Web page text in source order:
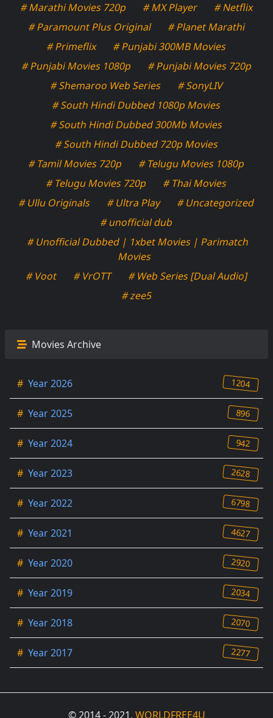
# Marathi Movies 720p
# MX Player
# Netflix
# Paramount Plus Original
# Planet Marathi
# Primeflix
# Punjabi 300MB Movies
# Punjabi Movies 1080p
# Punjabi Movies 720p
# Shemaroo Web Series
# SonyLIV
# South Hindi Dubbed 1080p Movies
# South Hindi Dubbed 300Mb Movies
# South Hindi Dubbed 720p Movies
# Tamil Movies 720p
# Telugu Movies 1080p
# Telugu Movies 720p
# Thai Movies
# Ullu Originals
# Ultra Play
# Uncategorized
# unofficial dub
# Unofficial Dubbed | 1xbet Movies | Parimatch
Movies
# Voot
# VrOTT
# Web Series [Dual Audio]
# zee5
Movies Archive
# Year 2026 1204
# Year 2025 896
# Year 2024 942
# Year 2023 2628
# Year 2022 6798
# Year 2021 4627
# Year 2020 2920
# Year 2019 2034
# Year 2018 2070
# Year 2017 2277
© 2014 - 2021, WORLDFREE4U